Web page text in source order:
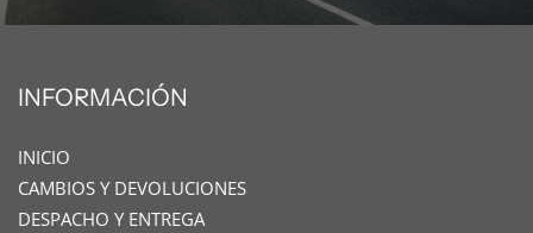
INFORMACIÓN
INICIO
CAMBIOS Y DEVOLUCIONES
DESPACHO Y ENTREGA